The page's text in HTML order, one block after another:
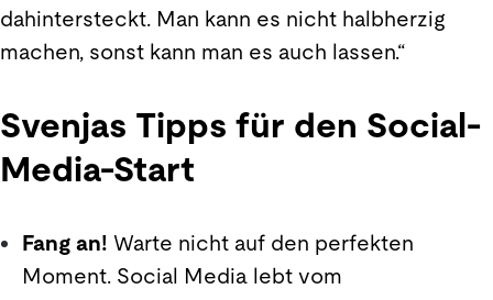
dahintersteckt. Man kann es nicht halbherzig
machen, sonst kann man es auch lassen.“
Svenjas Tipps für den Social-
Media-Start
Fang an! Warte nicht auf den perfekten
Moment. Social Media lebt vom